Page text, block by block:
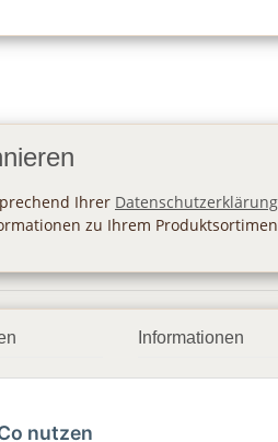
Ihrer Datenschutzerklärung
zu Ihrem
Informationen
nutzen